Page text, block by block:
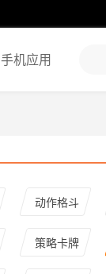
手机应用
动作格斗
策略卡牌